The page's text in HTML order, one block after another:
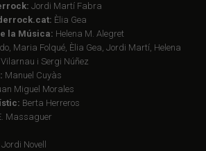
Jordi Martí Fabra
Èlia Gea
la Música: Helena M. Alegret
Maria Folqué, Èlia Gea, Jordi Martí, Helena
i Sergi Núñez
Manuel Cuyàs
Miguel Morales
Berta Herreros
Massaguer
Jordi Novell